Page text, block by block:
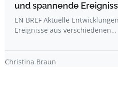
und spannende
EN BREF Aktuelle
Ereignisse aus verschiedenen…
Christina Braun